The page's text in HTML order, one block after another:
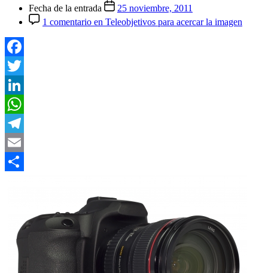
Fecha de la entrada
25 noviembre, 2011
1 comentario en Teleobjetivos para acercar la imagen
Facebook
Twitter
LinkedIn
WhatsApp
Telegram
Email